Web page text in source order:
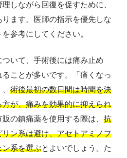
しながら回復を促すために、
ます。医師の指示を優先しな
参考にしてください。
いて、手術後には痛み止め
ることが多いです。「痛くなっ
術後最初の数日間は時間を決
が、痛みを効果的に抑えられ
の鎮痛薬を使用する際は、 抗
ン系は避け、アセトアミノフ
ン系を選ぶとよいでしょう。た